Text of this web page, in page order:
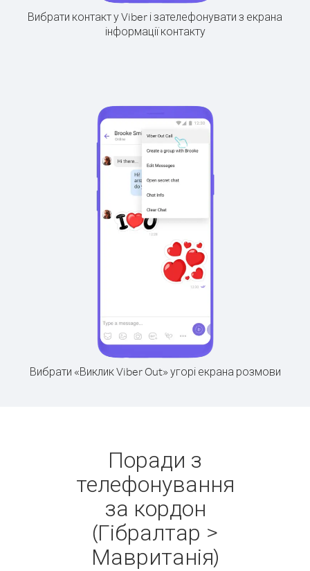
Вибрати контакт у Viber і зателефонувати з екрана
інформації контакту
Вибрати «Виклик Viber Out» угорі екрана розмови
Поради з
телефонування
за кордон
(Гібралтар >
Мавританія)